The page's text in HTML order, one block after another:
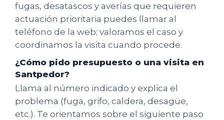
fugas, desatascos y averías que requieren
actuación prioritaria puedes llamar al
teléfono de la web; valoramos el caso y
coordinamos la visita cuando procede.
¿Cómo pido presupuesto o una visita en
Santpedor?
Llama al número indicado y explica el
problema (fuga, grifo, caldera, desagüe,
etc.). Te orientamos sobre el siguiente paso